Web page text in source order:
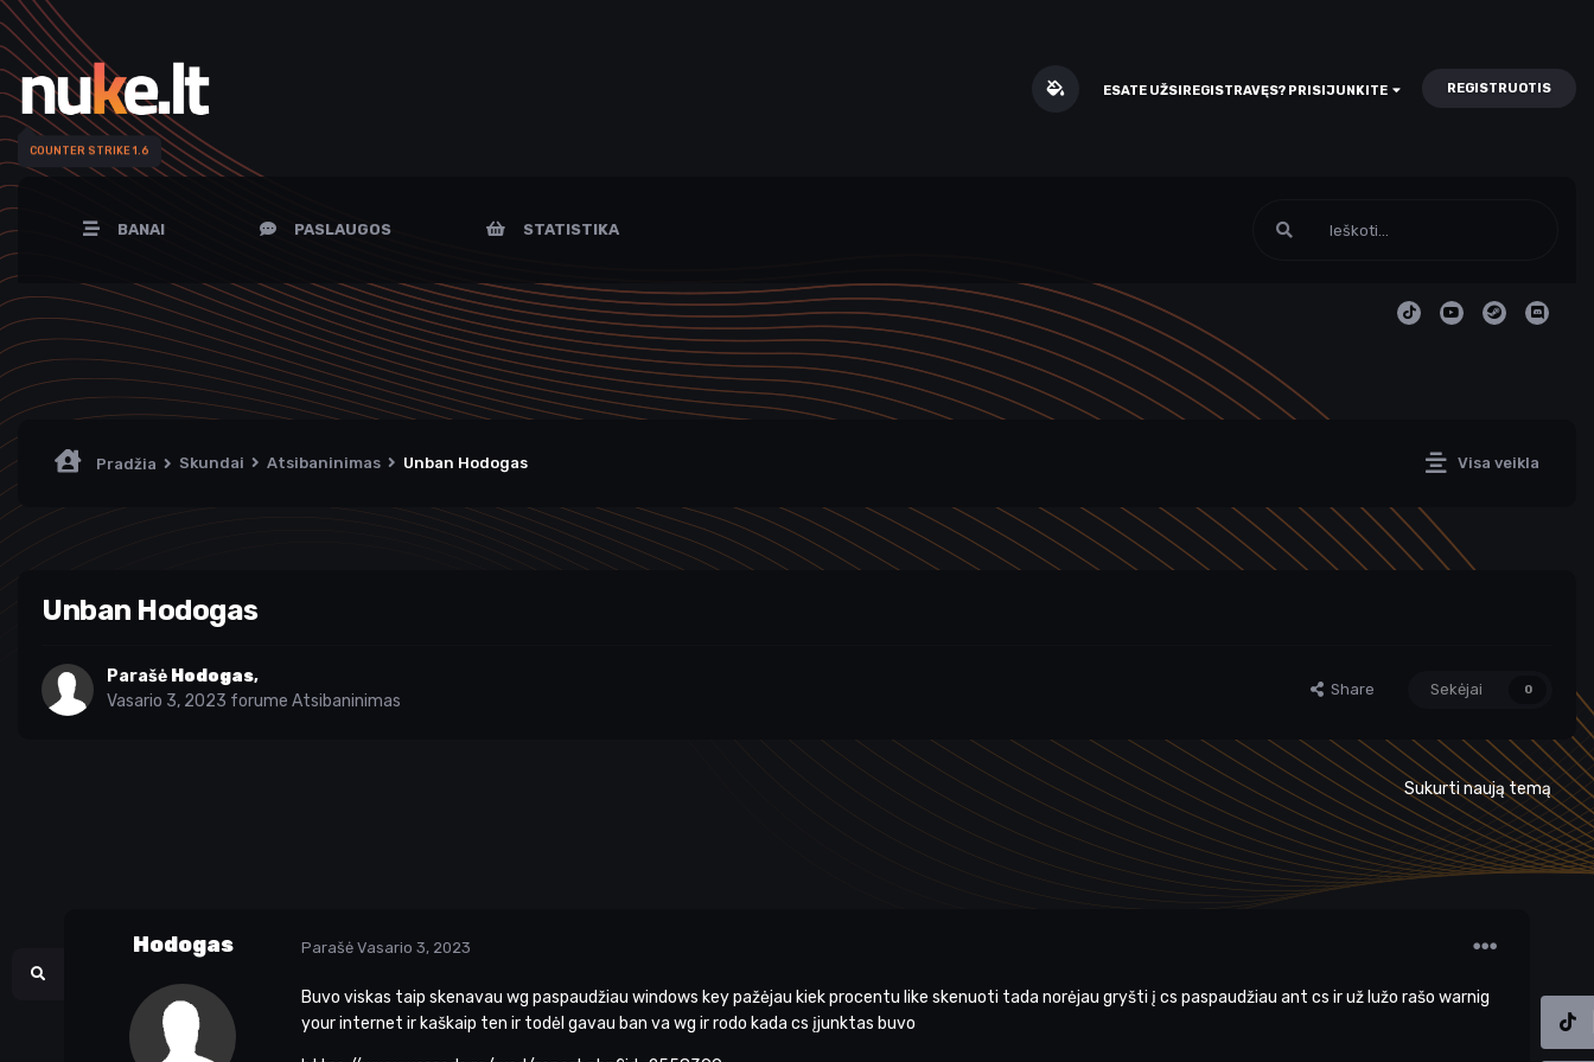
COUNTER STRIKE 1.6
ESATE UŽSIREGISTRAVĘS? PRISIJUNKITE REGISTRUOTIS
BANAI PASLAUGOS STATISTIKA
Visa veikla
Pradžia Skundai Atsibaninimas Unban Hodogas
Unban Hodogas
Parašė Hodogas,
Vasario 3, 2023 forume Atsibaninimas
Share Sekėjai 0
Sukurti naują temą
Hodogas Parašė Vasario 3, 2023
Buvo viskas taip skenavau wg paspaudžiau windows key pažėjau kiek procentu like skenuoti tada norėjau gryšti į cs paspaudžiau ant cs ir už lužo rašo warnig
your internet ir kaškaip ten ir todėl gavau ban va wg ir rodo kada cs įjunktas buvo